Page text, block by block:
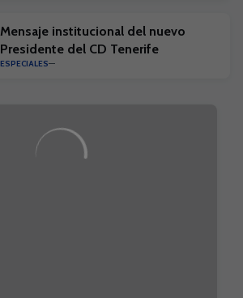
Mensaje institucional del nuevo
Presidente del CD Tenerife
ESPECIALES